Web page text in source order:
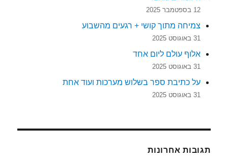
12 בספטמבר 2025
צמיחה מתוך קושי + רגעים מהשבוע
31 באוגוסט 2025
אלוף עולם ליום אחד
31 באוגוסט 2025
על כתיבת ספר בשלוש מערכות ועוד אחת
31 באוגוסט 2025
תגובות אחרונות